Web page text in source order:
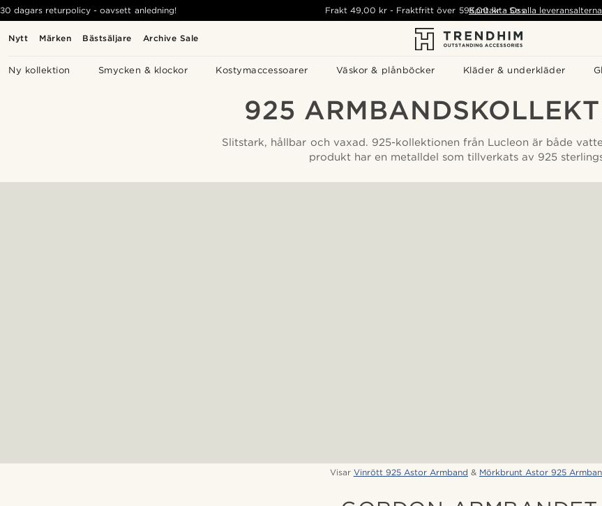
Nytt Märken Bästsäljare Archive Sale
Ny kollektion Smycken & klockor Kostymaccessoarer Väskor & plånböcker Kläder & underkläder
30 dagars returpolicy - oavsett anledning! Frakt49,00 kr - Fraktfritt över 595,00 kr - Se alla
Kontakta Oss
925
Slitstark, hållbar och vaxad. 925-kollektionen från Lucleon är både
produkt har en metalldel som tillverkats av 925
Visar Vinrött 925 Astor Armband & Mörkbrunt Astor 925